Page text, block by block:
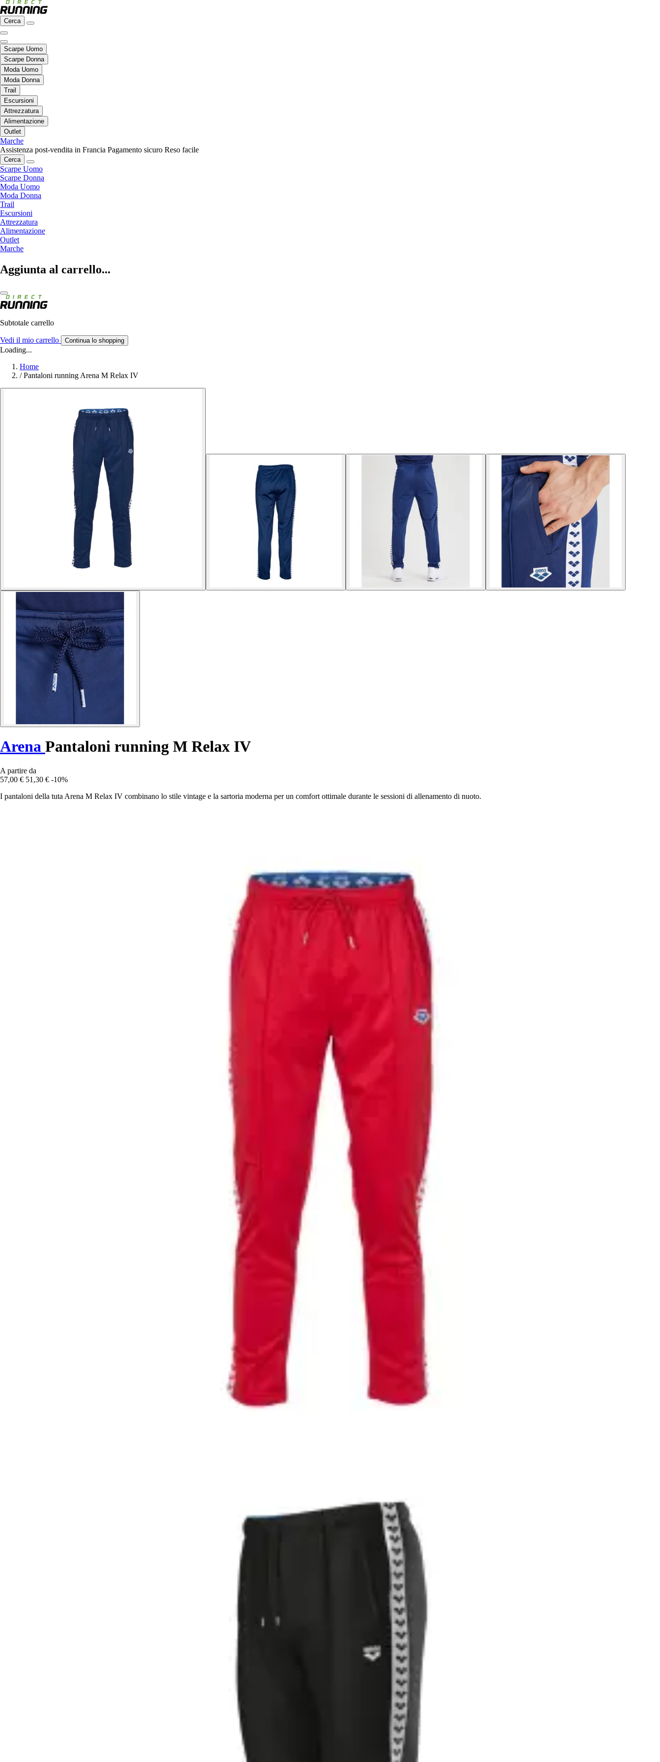
Cerca
Scarpe Uomo
Scarpe Donna
Moda Uomo
Moda Donna
Trail
Escursioni
Attrezzatura
Alimentazione
Outlet
Marche
Assistenza post-vendita in Francia Pagamento sicuro Reso facile
Cerca
Scarpe Uomo
Scarpe Donna
Moda Uomo
Moda Donna
Trail
Escursioni
Attrezzatura
Alimentazione
Outlet
Marche
Aggiunta al carrello...
Subtotale carrello
Vedi il mio carrello Continua lo shopping
Loading...
Home
/ Pantaloni running Arena M Relax IV
Arena Pantaloni running M Relax IV
A partire da
57,00 € 51,30 € -10%
I pantaloni della tuta Arena M Relax IV combinano lo stile vintage e la sartoria moderna per un comfort ottimale durante le sessioni di allenamento di nuoto.